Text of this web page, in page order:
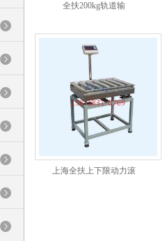
全扶200kg轨道输
上海全扶上下限动力滚